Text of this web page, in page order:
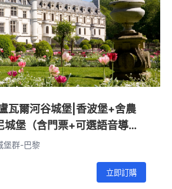
瓦爾河谷城堡|香波堡+舍農
城堡（含門票+可選語音導覽
無導遊服務）
堡群-巴黎
立即訂購